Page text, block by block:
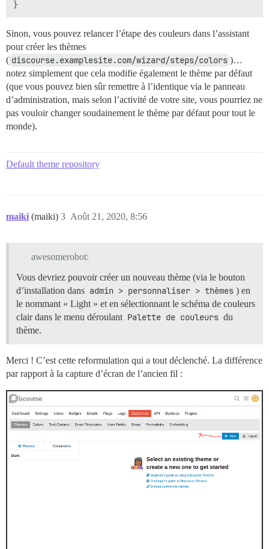
Sinon, vous pouvez relancer l’étape des couleurs dans l’assistant
pour créer les thèmes
( discourse.examplesite.com/wizard/steps/colors )…
notez simplement que cela modifie également le thème par défaut
(que vous pouvez bien sûr remettre à l’identique via le panneau
d’administration, mais selon l’activité de votre site, vous pourriez ne
pas vouloir changer soudainement le thème par défaut pour tout le
monde).
Default theme repository
maiki (maiki) Août 21, 2020, 8:56
3
awesomerobot:
Vous devriez pouvoir créer un nouveau thème (via le bouton
d’installation dans admin > personnaliser > thèmes ) en
le nommant « Light » et en sélectionnant le schéma de couleurs
clair dans le menu déroulant Palette de couleurs du
thème.
Merci ! C’est cette reformulation qui a tout déclenché. La différence
par rapport à la capture d’écran de l’ancien fil :